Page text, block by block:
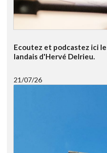
Ecoutez et podcastez ici
landais d'Hervé Delrieu.
21/07/26